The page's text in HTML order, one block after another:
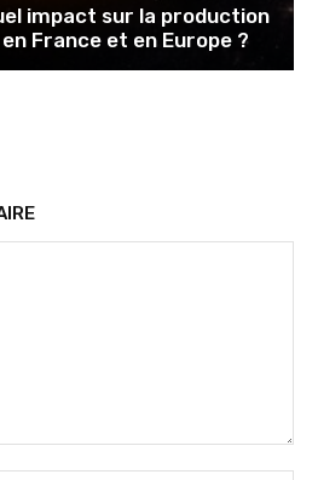
impact sur la production
France et en Europe ?